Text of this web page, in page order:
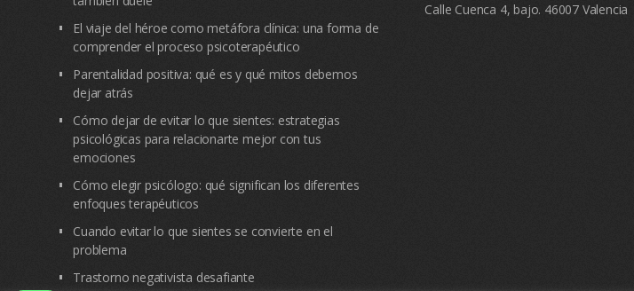
El viaje del héroe como metáfora clínica: una forma de
comprender el proceso psicoterapéutico
Parentalidad positiva: qué es y qué mitos debemos
dejar atrás
Cómo dejar de evitar lo que sientes: estrategias
psicológicas para relacionarte mejor con tus
emociones
Cómo elegir psicólogo: qué significan los diferentes
enfoques terapéuticos
Cuando evitar lo que sientes se convierte en el
problema
Trastorno negativista desafiante
Calle Cuenca 4, bajo. 46007 Valencia